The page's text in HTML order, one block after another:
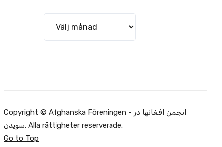
Copyright © Afghanska Föreningen - انجمن افغانها در
سویدن. Alla rättigheter reserverade.
Go to Top